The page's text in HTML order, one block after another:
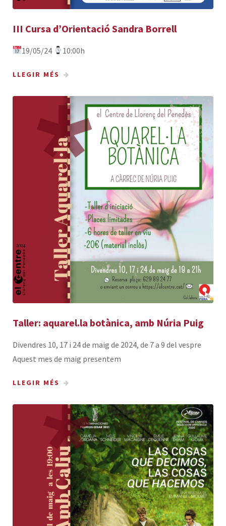
III Cursa d’Orientació Sandra Borrell
19/05/24 10:00h
LLEGIR MÉS
Taller: aquarel.la botànica, amb Núria Puig
Divendres 10, 17 i 24 de maig de 2024, de 7 a 9 del vespre
Aquest mes de maig presentem
LLEGIR MÉS